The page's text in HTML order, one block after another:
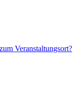
Veranstaltungsort?